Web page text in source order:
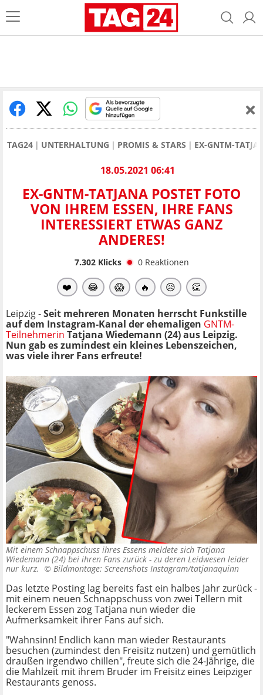
TAG24 UNTERHALTUNG PROMIS & STARS EX-GNTM-
18.05.2021 06:41
EX-GNTM-TATJANA POSTET FOTO
VON IHREM ESSEN, IHRE FANS
INTERESSIERT ETWAS GANZ
ANDERES!
7.302Klicks 0 Reaktionen
❤️ 😂 😱 🔥 😥 👏
Leipzig -Seit mehreren Monaten herrscht Funkstille
auf dem Instagram-Kanal der ehemaligen GNTM-
Teilnehmerin Tatjana Wiedemann (24) aus Leipzig.
Nun gab es zumindest ein kleines Lebenszeichen,
was viele ihrer Fans erfreute!
Mit einem Schnappschuss ihres Essens meldete sich Tatjana
Wiedemann (24) bei ihren Fans zurück - zu deren Leidwesen leider
nur kurz. © Bildmontage: Screenshots Instagram/tatjanaquinn
Das letzte Posting lag bereits fast ein halbes Jahr zurück -
mit einem neuen Schnappschuss von zwei Tellern mit
leckerem Essen zog Tatjana nun wieder die
Aufmerksamkeit ihrer Fans auf sich.
"Wahnsinn! Endlich kann man wieder Restaurants
besuchen (zumindest den Freisitz nutzen) und gemütlich
draußen irgendwo chillen", freute sich die 24-Jährige, die
die Mahlzeit mit ihrem Bruder im Freisitz eines Leipziger
Restaurants genoss.